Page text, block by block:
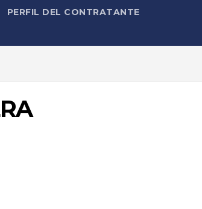
PERFIL DEL CONTRATANTE